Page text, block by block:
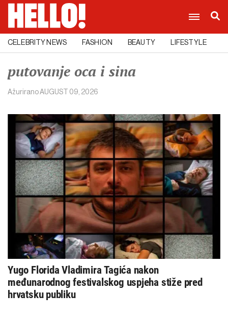
CELEBRITY NEWS FASHION BEAUTY LIFESTYLE
putovanje oca i sina
AžuriranoAUGUST 09, 2026
Yugo Florida Vladimira Tagića nakon
međunarodnog festivalskog uspjeha stiže pred
hrvatsku publiku